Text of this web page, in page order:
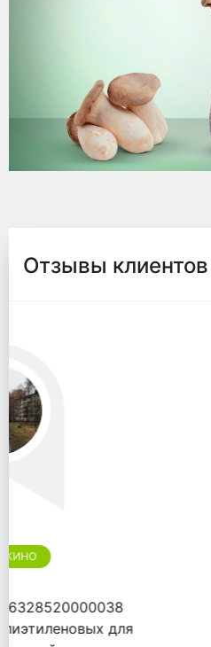
Отзывы клиентов
ЖИЛИЩНИК РАЙОНА
Огромное спасибо
выполненный